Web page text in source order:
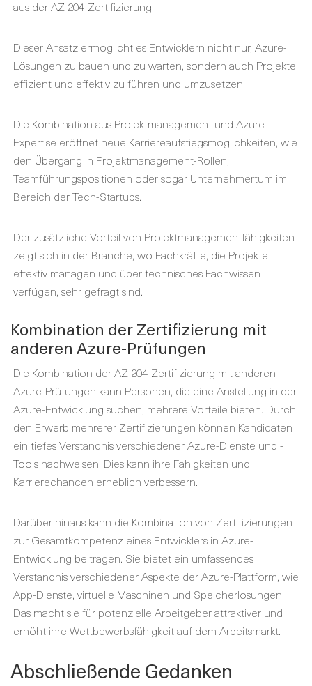
aus der AZ-204-Zertifizierung.
Dieser Ansatz ermöglicht es Entwicklern nicht nur, Azure-
Lösungen zu bauen und zu warten, sondern auch Projekte
effizient und effektiv zu führen und umzusetzen.
Die Kombination aus Projektmanagement und Azure-
Expertise eröffnet neue Karriereaufstiegsmöglichkeiten, wie
den Übergang in Projektmanagement-Rollen,
Teamführungspositionen oder sogar Unternehmertum im
Bereich der Tech-Startups.
Der zusätzliche Vorteil von Projektmanagementfähigkeiten
zeigt sich in der Branche, wo Fachkräfte, die Projekte
effektiv managen und über technisches Fachwissen
verfügen, sehr gefragt sind.
Kombination der Zertifizierung mit
anderen Azure-Prüfungen
Die Kombination der AZ-204-Zertifizierung mit anderen
Azure-Prüfungen kann Personen, die eine Anstellung in der
Azure-Entwicklung suchen, mehrere Vorteile bieten. Durch
den Erwerb mehrerer Zertifizierungen können Kandidaten
ein tiefes Verständnis verschiedener Azure-Dienste und -
Tools nachweisen. Dies kann ihre Fähigkeiten und
Karrierechancen erheblich verbessern.
Darüber hinaus kann die Kombination von Zertifizierungen
zur Gesamtkompetenz eines Entwicklers in Azure-
Entwicklung beitragen. Sie bietet ein umfassendes
Verständnis verschiedener Aspekte der Azure-Plattform, wie
App-Dienste, virtuelle Maschinen und Speicherlösungen.
Das macht sie für potenzielle Arbeitgeber attraktiver und
erhöht ihre Wettbewerbsfähigkeit auf dem Arbeitsmarkt.
Abschließende Gedanken